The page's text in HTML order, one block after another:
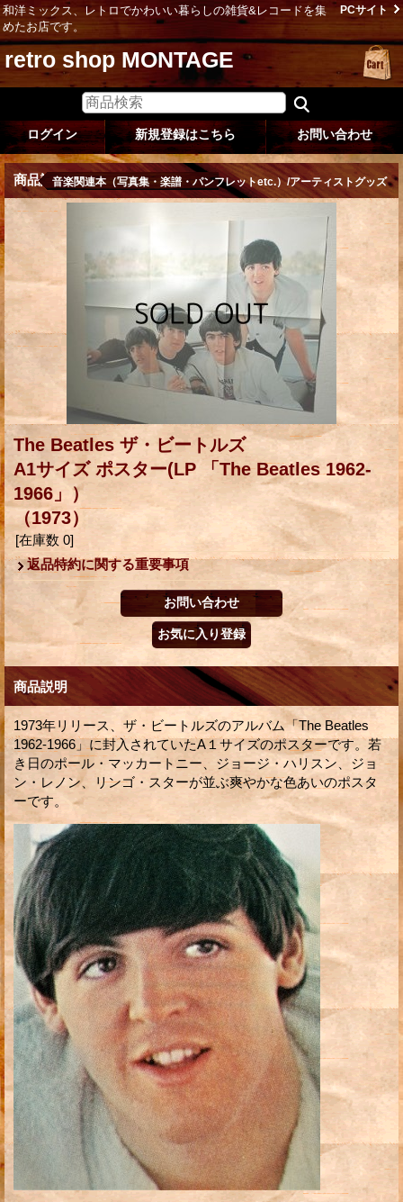
和洋ミックス、レトロでかわいい暮らしの雑貨&レコードを集
めたお店です。
PCサイト
retro shop MONTAGE
ログイン 新規登録はこちら お問い合わせ
商品説明音楽関連本（写真集・楽譜・パンフレットetc.）/アーティストグッズ
The Beatles ザ・ビートルズ
A1サイズ ポスター(LP 「The Beatles 1962-
1966」）
（1973）
[在庫数 0]
返品特約に関する重要事項
商品説明
1973年リリース、ザ・ビートルズのアルバム「The Beatles
1962-1966」に封入されていたA１サイズのポスターです。若
き日のポール・マッカートニー、ジョージ・ハリスン、ジョ
ン・レノン、リンゴ・スターが並ぶ爽やかな色あいのポスタ
ーです。